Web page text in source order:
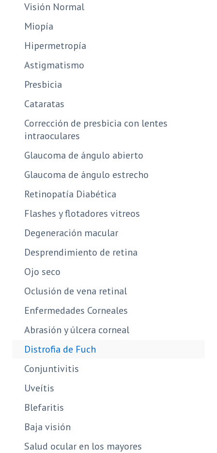
Visión Normal
Miopía
Hipermetropía
Astigmatismo
Presbicia
Cataratas
Corrección de presbicia con lentes
intraoculares
Glaucoma de ángulo abierto
Glaucoma de ángulo estrecho
Retinopatía Diabética
Flashes y flotadores vitreos
Degeneración macular
Desprendimiento de retina
Ojo seco
Oclusión de vena retinal
Enfermedades Corneales
Abrasión y úlcera corneal
Distrofia de Fuch
Conjuntivitis
Uveítis
Blefaritis
Baja visión
Salud ocular en los mayores